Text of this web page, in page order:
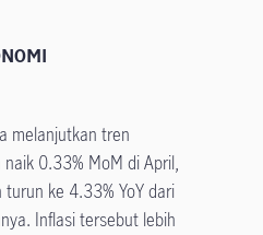
melanjutkan tren
0.33% MoM di April,
ke 4.33% YoY dari
Inflasi tersebut lebih